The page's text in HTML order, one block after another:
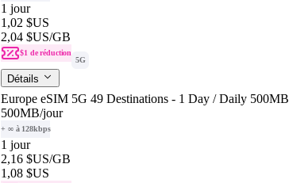
1 jour
1,02 $US
2,04 $US/GB
$1 de réduction
5G
Détails
Europe eSIM 5G 49 Destinations - 1 Day / Daily 500MB
500MB/jour
+ ∞ à 128kbps
1 jour
2,16 $US/GB
1,08 $US